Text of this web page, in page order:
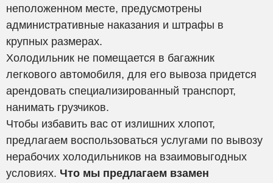
неположенном месте, предусмотрены
административные наказания и штрафы в
крупных размерах.
Холодильник не помещается в багажник
легкового автомобиля, для его вывоза придется
арендовать специализированный транспорт,
нанимать грузчиков.
Чтобы избавить вас от излишних хлопот,
предлагаем воспользоваться услугами по вывозу
нерабочих холодильников на взаимовыгодных
условиях. Что мы предлагаем взамен